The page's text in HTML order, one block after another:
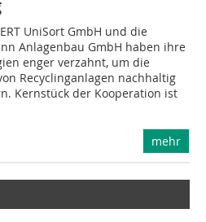
UniSort GmbH und die
Anlagenbau GmbH haben ihre
enger verzahnt, um die
Recyclinganlagen nachhaltig
Kernstück der Kooperation ist
mehr